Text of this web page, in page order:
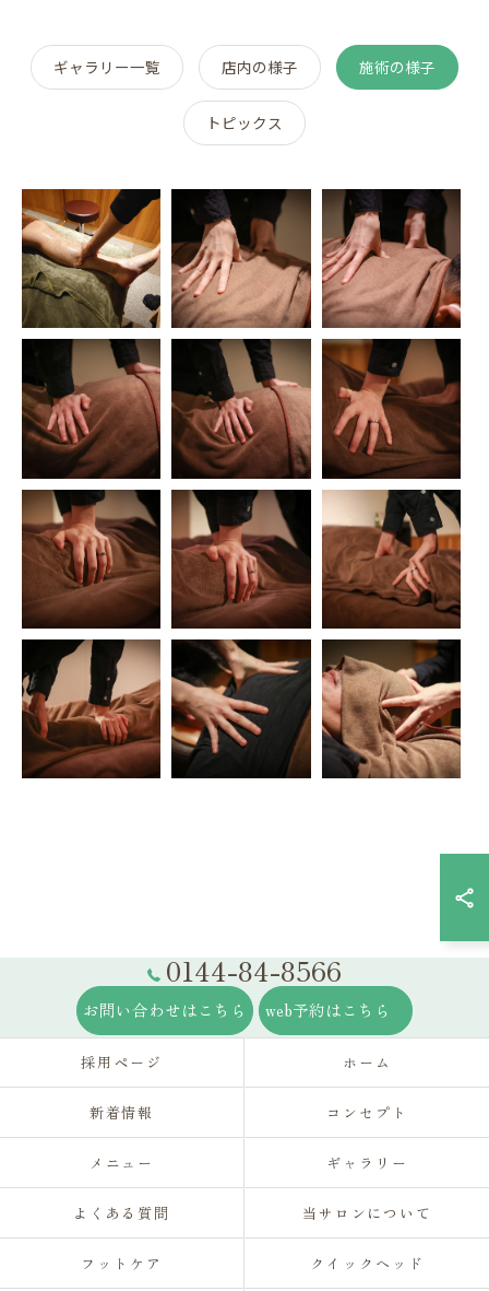
ギャラリー一覧 店内の様子 施術の様子
トピックス
0144-84-8566
お問い合わせはこちら web予約はこちら
採用ページ ホーム
新着情報 コンセプト
メニュー ギャラリー
よくある質問 当サロンについて
フットケア クイックヘッド